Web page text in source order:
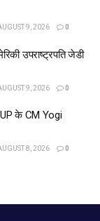
9, 2026 0
उपराष्ट्रपति जेडी
9, 2026 0
के CM Yogi
8, 2026 0